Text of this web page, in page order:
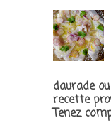
daurade
recette
Tenez